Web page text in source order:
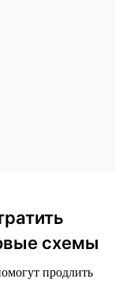
схемы
продлить